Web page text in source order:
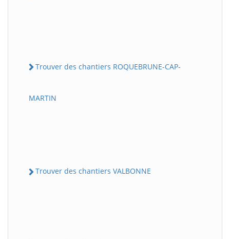
Trouver des chantiers ROQUEBRUNE-CAP-
MARTIN
Trouver des chantiers VALBONNE